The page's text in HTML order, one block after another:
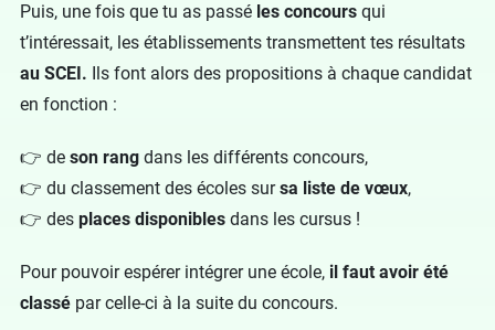
Puis, une fois que tu as passé les concours qui
t’intéressait, les établissements transmettent tes résultats
au SCEI. Ils font alors des propositions à chaque candidat
en fonction :
👉 de son rang dans les différents concours,
👉 du classement des écoles sursa liste de vœux,
👉 des places disponibles dans les cursus !
Pour pouvoir espérer intégrer une école, il faut avoir été
classé par celle-ci à la suite du concours.